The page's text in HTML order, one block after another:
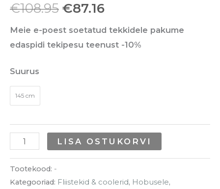
€108.95 €87.16
Meie e-poest soetatud tekkidele pakume
edaspidi tekipesu teenust -10%
Suurus
145 cm
LISA OSTUKORVI
Tootekood: -
Kategooriad: Fliistekid & coolerid, Hobusele,